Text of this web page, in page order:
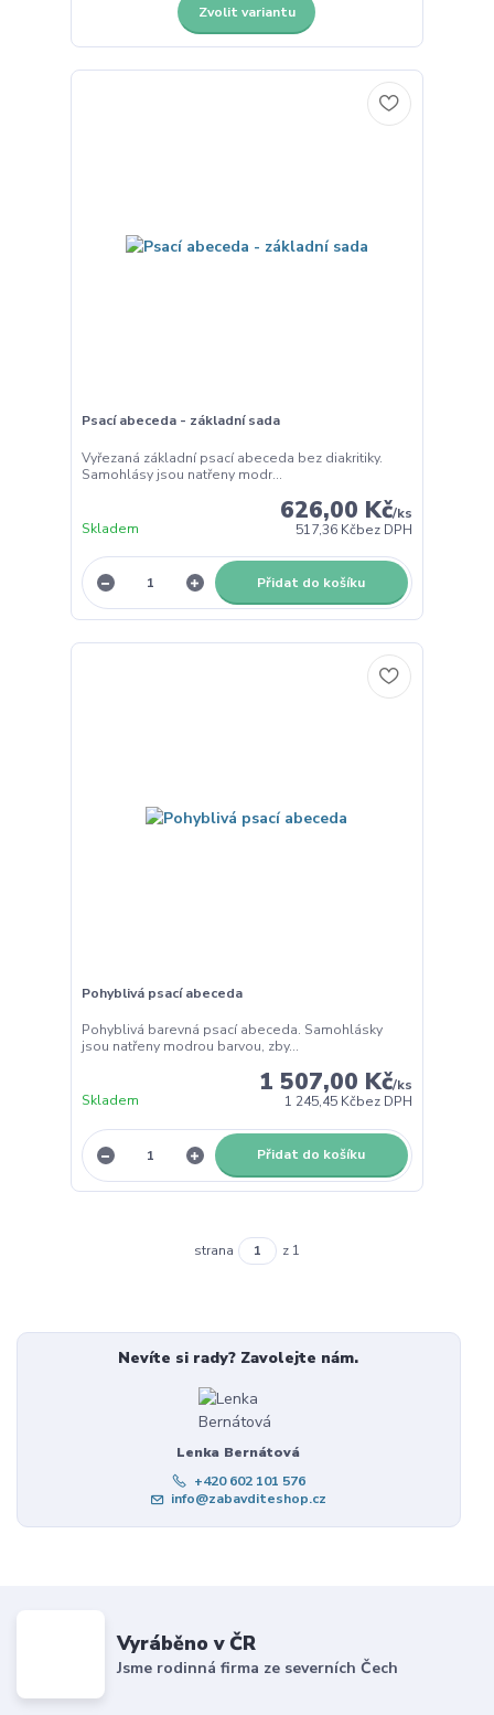
Zvolit variantu
Psací abeceda - základní sada
Vyřezaná základní psací abeceda bez diakritiky.
Samohlásy jsou natřeny modr...
626,00 Kč/ks
517,36 Kčbez DPH
Skladem
Přidat do košíku
Pohyblivá psací abeceda
Pohyblivá barevná psací abeceda. Samohlásky
jsou natřeny modrou barvou, zby...
1 507,00 Kč/ks
1 245,45 Kčbez DPH
Skladem
Přidat do košíku
strana z 1
Nevíte si rady? Zavolejte nám.
Lenka Bernátová
+420 602 101 576
info@zabavditeshop.cz
Vyráběno v ČR
Jsme rodinná firma ze severních Čech